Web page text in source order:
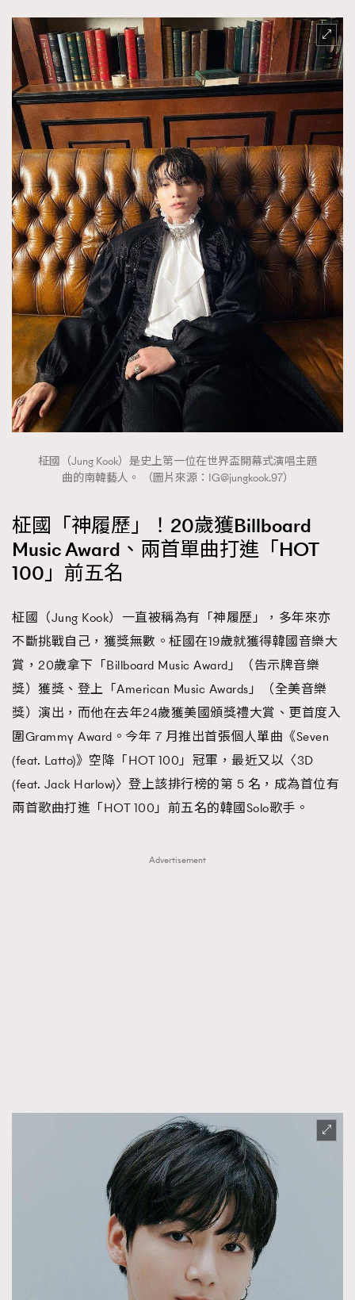
柾國（Jung Kook）是史上第一位在世界盃開幕式演唱主題
曲的南韓藝人。 （圖片來源： IG@jungkook.97）
柾國「神履歷」！20歲獲Billboard
Music Award、兩首單曲打進「HOT
100」前五名
柾國（Jung Kook）一直被稱為有「神履歷」，多年來亦
不斷挑戰自己，獲獎無數。柾國在19歲就獲得韓國音樂大
賞，20歲拿下「Billboard Music Award」（告示牌音樂
獎）獲獎、登上「American Music Awards」（全美音樂
獎）演出，而他在去年24歲獲美國頒獎禮大賞、更首度入
圍Grammy Award。今年 7 月推出首張個人單曲《Seven
(feat. Latto)》空降「HOT 100」冠軍，最近又以〈3D
(feat. Jack Harlow)〉登上該排行榜的第 5 名，成為首位有
兩首歌曲打進「HOT 100」前五名的韓國Solo歌手。
Advertisement